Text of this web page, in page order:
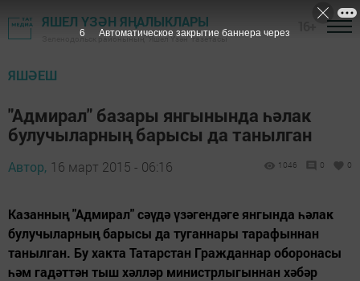
ЯШЕЛ ҮЗӘН ЯҢАЛЫКЛАРЫ
Зеленодольск районының "Яшел Үзән" газетасы
ЯШӘЕШ
"Адмирал" базары янгынында һәлак
булучыларның барысы да танылган
Автор, 16 март 2015 - 06:16 1046 0 0
Казанның "Адмирал" сәүдә үзәгендәге янгында һәлак
булучыларның барысы да туганнары тарафыннан
танылган. Бу хакта Татарстан Гражданнар оборонасы
һәм гадәттән тыш хәлләр министрлыгыннан хәбәр
5 Автоматическое закрытие баннера через